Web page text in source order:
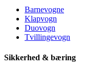
Barnevogne
Klapvogn
Duovogn
Tvillingevogn
Sikkerhed & bæring